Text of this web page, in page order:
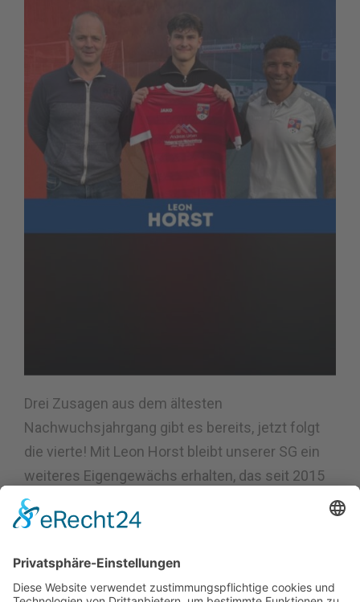
Drei Zusagen aus dem ältesten
Nachwuchsjahrgang gibt es bereits, jetzt folgt
die vierte! Mit Leon Horst bleibt unserer SG ein
weiteres Eigengewächs erhalten, das seit 2015
die gesamte Jugend durchlief.
Dort war er ebenso Teil des Kaders beim Gewinn
22 Einsätzen in 25 Spielen maßgeblichen Anteil
am aktuellen Ergebnis in der Rheinlandliga bei